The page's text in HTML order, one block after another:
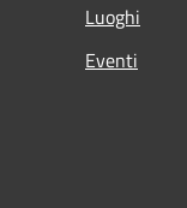
Luoghi
Eventi